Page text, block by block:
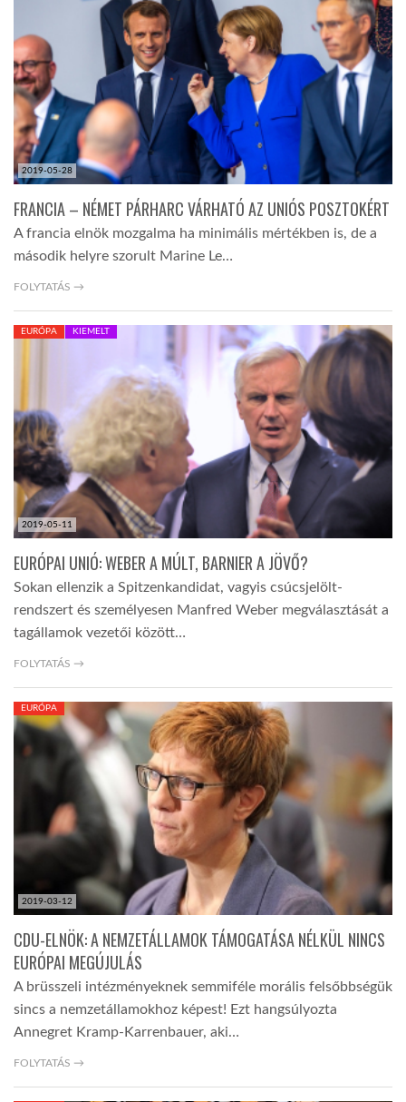
LATIMO.HU
GLOBOBOOK
2019-05-28
FRANCIA – NÉMET PÁRHARC VÁRHATÓ AZ UNIÓS POSZTOKÉRT
A francia elnök mozgalma ha minimális mértékben is, de a
második helyre szorult Marine Le…
FOLYTATÁS →
2019-05-11
EURÓPA KIEMELT
EURÓPAI UNIÓ: WEBER A MÚLT, BARNIER A JÖVŐ?
Sokan ellenzik a Spitzenkandidat, vagyis csúcsjelölt-
rendszert és személyesen Manfred Weber megválasztását a
tagállamok vezetői között…
FOLYTATÁS →
2019-03-12
EURÓPA
CDU-ELNÖK: A NEMZETÁLLAMOK TÁMOGATÁSA NÉLKÜL NINCS
EURÓPAI MEGÚJULÁS
A brüsszeli intézményeknek semmiféle morális felsőbbségük
sincs a nemzetállamokhoz képest! Ezt hangsúlyozta
Annegret Kramp-Karrenbauer, aki…
FOLYTATÁS →